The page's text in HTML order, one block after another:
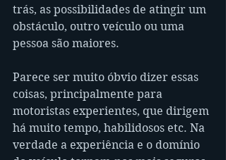
trás, as possibilidades de atingir um
obstáculo, outro veículo ou uma
pessoa são maiores.
Parece ser muito óbvio dizer essas
coisas, principalmente para
motoristas experientes, que dirigem
há muito tempo, habilidosos etc. Na
verdade a experiência e o domínio